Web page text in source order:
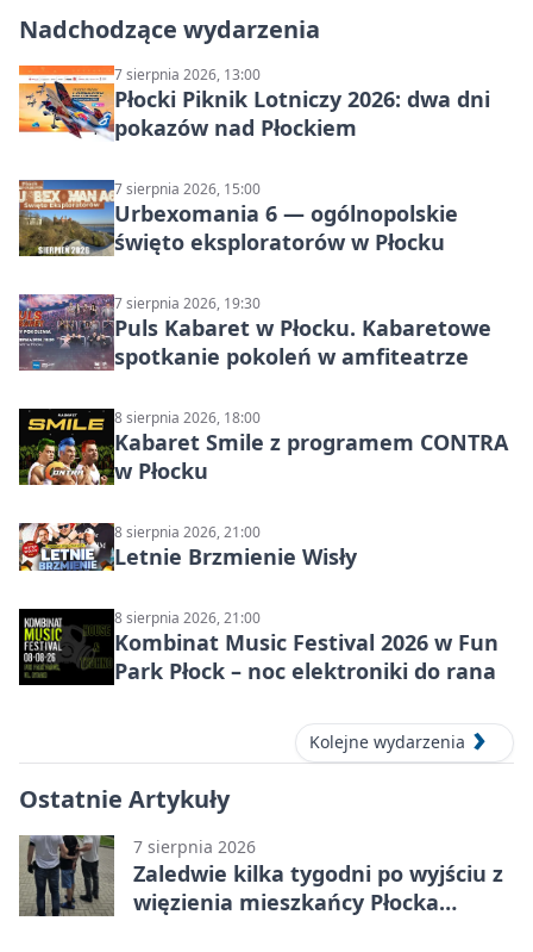
Nadchodzące wydarzenia
7 sierpnia 2026, 13:00
Płocki Piknik Lotniczy 2026: dwa dni
pokazów nad Płockiem
7 sierpnia 2026, 15:00
Urbexomania 6 — ogólnopolskie
święto eksploratorów w Płocku
7 sierpnia 2026, 19:30
Puls Kabaret w Płocku. Kabaretowe
spotkanie pokoleń w amfiteatrze
8 sierpnia 2026, 18:00
Kabaret Smile z programem CONTRA
w Płocku
8 sierpnia 2026, 21:00
Letnie Brzmienie Wisły
8 sierpnia 2026, 21:00
Kombinat Music Festival 2026 w Fun
Park Płock – noc elektroniki do rana
Kolejne wydarzenia
Ostatnie Artykuły
7 sierpnia 2026
Zaledwie kilka tygodni po wyjściu z
więzienia mieszkańcy Płocka